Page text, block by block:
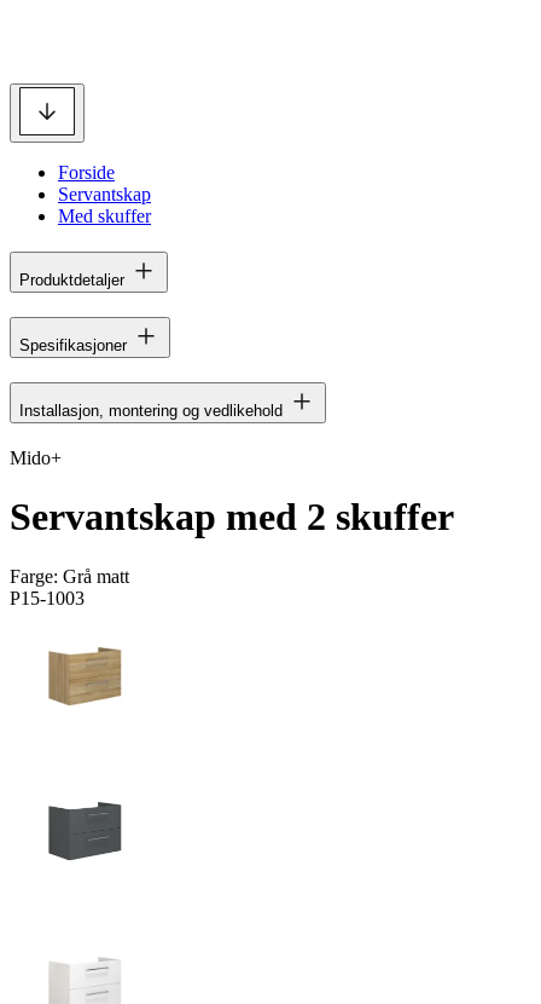
Forside
Servantskap
Med skuffer
Produktdetaljer
Spesifikasjoner
Installasjon, montering og vedlikehold
Mido+
Servantskap med 2 skuffer
Farge: Grå matt
P15-1003